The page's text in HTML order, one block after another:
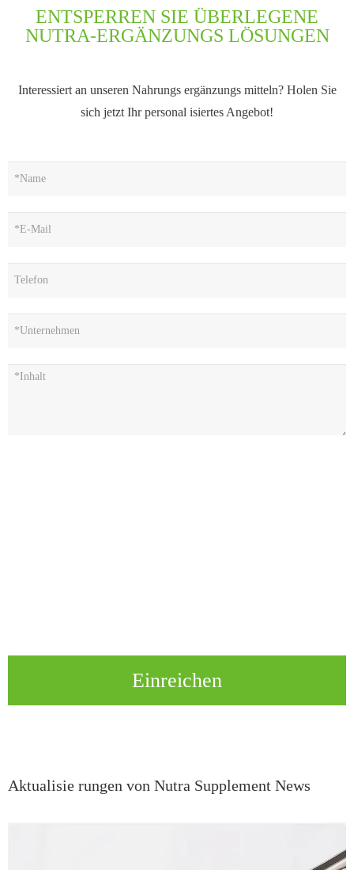
ENTSPERREN SIE ÜBERLEGENE
NUTRA-ERGÄNZUNGS LÖSUNGEN
Interessiert an unseren Nahrungs ergänzungs mitteln? Holen Sie
sich jetzt Ihr personal isiertes Angebot!
Einreichen
Aktualisie rungen von Nutra Supplement News